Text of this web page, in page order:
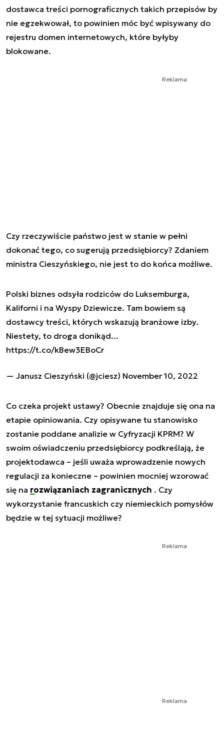
dostawca treści pornograficznych takich przepisów by
nie egzekwował, to powinien móc być wpisywany do
rejestru domen internetowych, które byłyby
blokowane.
Reklama
Czy rzeczywiście państwo jest w stanie w pełni
dokonać tego, co sugerują przedsiębiorcy? Zdaniem
ministra Cieszyńskiego, nie jest to do końca możliwe.
Polski biznes odsyła rodziców do Luksemburga,
Kaliforni i na Wyspy Dziewicze. Tam bowiem są
dostawcy treści, których wskazują branżowe izby.
Niestety, to droga donikąd...
https://t.co/kBew3EBoCr
— Janusz Cieszyński (@jciesz) November 10, 2022
Co czeka projekt ustawy? Obecnie znajduje się ona na
etapie opiniowania. Czy opisywane tu stanowisko
zostanie poddane analizie w Cyfryzacji KPRM? W
swoim oświadczeniu przedsiębiorcy podkreślają, że
projektodawca – jeśli uważa wprowadzenie nowych
regulacji za konieczne – powinien mocniej wzorować
się na rozwiązaniach zagranicznych . Czy
wykorzystanie francuskich czy niemieckich pomysłów
będzie w tej sytuacji możliwe?
Reklama
Reklama